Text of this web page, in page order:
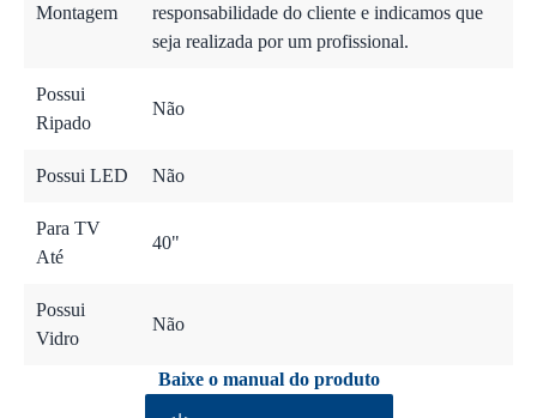
Montagem
responsabilidade do cliente e indicamos que
seja realizada por um profissional.
Possui
Ripado
Não
Possui LED Não
Para TV
Até
40"
Possui
Vidro
Não
Baixe o manual do produto